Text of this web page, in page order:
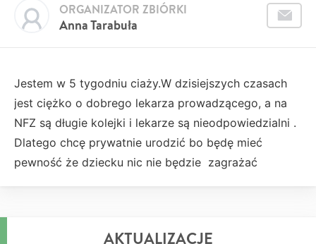
Anna Tarabuła
ORGANIZATOR ZBIÓRKI
Jestem w 5 tygodniu ciaży.W dzisiejszych czasach
jest ciężko o dobrego lekarza prowadzącego, a na
NFZ są długie kolejki i lekarze są nieodpowiedzialni .
Dlatego chcę prywatnie urodzić bo będę mieć
pewność że dziecku nic nie będzie zagrażać
AKTUALIZACJE